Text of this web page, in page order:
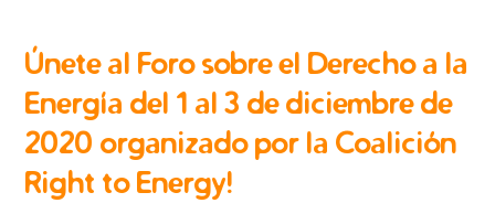
Únete al Foro sobre el Derecho a la
Energía del 1 al 3 de diciembre de
2020 organizado por la Coalición
Right to Energy!